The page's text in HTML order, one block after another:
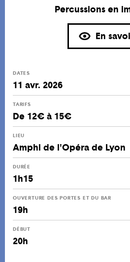
Percussions en
En
DATES
11 avr. 2026
TARIFS
De 12€ à 15€
LIEU
Amphi de l'Opéra de Lyon
DURÉE
1h15
OUVERTURE DES PORTES ET DU BAR
19h
DÉBUT
20h